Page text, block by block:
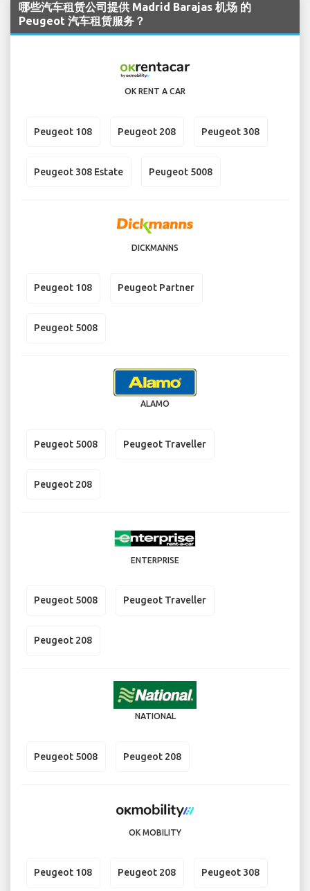
哪些汽车租赁公司提供 Madrid Barajas 机场 的
Peugeot 汽车租赁服务？
OK RENT A CAR
Peugeot 108 Peugeot 208 Peugeot 308
Peugeot 308 Estate Peugeot 5008
DICKMANNS
Peugeot 108 Peugeot Partner
Peugeot 5008
ALAMO
Peugeot 5008 Peugeot Traveller
Peugeot 208
ENTERPRISE
Peugeot 5008 Peugeot Traveller
Peugeot 208
NATIONAL
Peugeot 5008 Peugeot 208
OK MOBILITY
Peugeot 108 Peugeot 208 Peugeot 308